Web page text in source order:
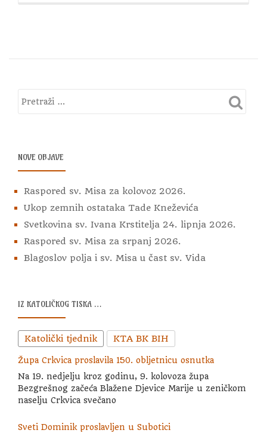
NOVE OBJAVE
Raspored sv. Misa za kolovoz 2026.
Ukop zemnih ostataka Tade Kneževića
Svetkovina sv. Ivana Krstitelja 24. lipnja 2026.
Raspored sv. Misa za srpanj 2026.
Blagoslov polja i sv. Misa u čast sv. Vida
IZ KATOLIČKOG TISKA …
Katolički tjednik KTA BK BIH
Župa Crkvica proslavila 150. obljetnicu osnutka
Na 19. nedjelju kroz godinu, 9. kolovoza župa
Bezgrešnog začeća Blažene Djevice Marije u zeničkom
naselju Crkvica svečano
Sveti Dominik proslavljen u Subotici